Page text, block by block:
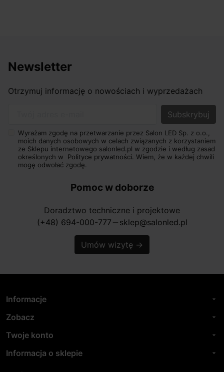
Newsletter
Otrzymuj informację o nowościach i wyprzedażach
Wyrażam zgodę na przetwarzanie przez Salon LED Sp. z o.o.,
moich danych osobowych w celach związanych z korzystaniem
ze Sklepu internetowego salonled.pl w zgodzie i według zasad
określonych w Polityce prywatności. Wiem, że w każdej chwili
mogę odwołać zgodę.
Pomoc w doborze
Doradztwo techniczne i projektowe
(+48) 694-000-777 horizontal_rule sklep@salonled.pl
Umów wizytę →
Informacje arrow_drop_down
Zobacz arrow_drop_down
Twoje konto arrow_drop_down
Informacja o sklepie arrow_drop_down